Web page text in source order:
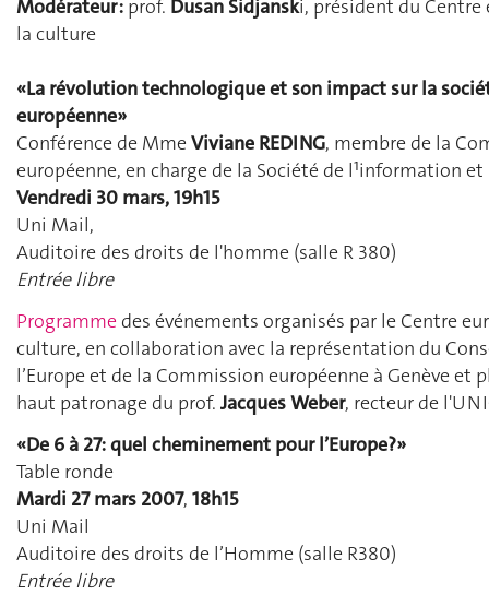
Modérateur : prof. Dusan Sidjanski, président du Centre
la culture
«La révolution technologique et son impact sur la
européenne»
Conférence de MmeViviane REDING, membre de la
européenne, en charge de la Société de l¹information
Vendredi 30 mars, 19h15
Uni Mail,
Auditoire des droits de l'homme (salle R 380)
Entrée libre
Programme des événements organisés par le Centre
culture, en collaboration avec la représentation du
l’Europe et de la Commission européenne à Genève et
haut patronage du prof. Jacques Weber, recteur de
«De 6 à 27: quel cheminement pour l’Europe?»
Table ronde
Mardi 27 mars 2007, 18h15
Uni Mail
Auditoire des droits de l’Homme (salle R380)
Entrée libre